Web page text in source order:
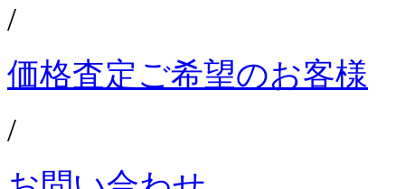
/
価格査定ご希望のお客様
/